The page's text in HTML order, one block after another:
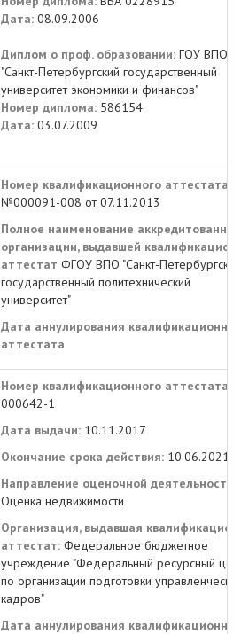
Дата: 08.09.2006
Диплом о проф. образовании: ГОУ ВПО
"Санкт-Петербургский государственный
университет экономики и финансов"
Номер диплома: 586154
Дата: 03.07.2009
Номер квалификационного аттестата
№000091-008 от 07.11.2013
Полное наименование аккредитованной
организации, выдавшей
аттестат ФГОУ ВПО "Санкт-Петербургский
государственный политехнический
университет"
Дата аннулирования
аттестата
Номер квалификационного аттестата:
000642-1
Дата выдачи: 10.11.2017
Окончание срока действия: 10.06.2021
Направление оценочной деятельности:
Оценка недвижимости
Организация, выдавшая
аттестат: Федеральное бюджетное
учреждение "Федеральный ресурсный
по организации подготовки
кадров"
Дата аннулирования